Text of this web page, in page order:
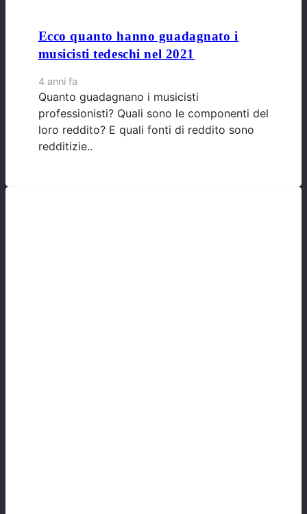
Ecco quanto hanno guadagnato i
musicisti tedeschi nel 2021
4 anni fa
Quanto guadagnano i musicisti
professionisti? Quali sono le componenti del
loro reddito? E quali fonti di reddito sono
redditizie..